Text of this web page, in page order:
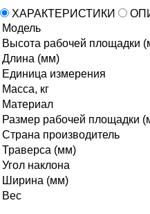
ХАРАКТЕРИСТИКИ
Модель
Высота рабочей площадки
Длина (мм)
Единица измерения
Масса, кг
Материал
Размер рабочей площадки
Страна производитель
Траверса (мм)
Угол наклона
Ширина (мм)
Вес